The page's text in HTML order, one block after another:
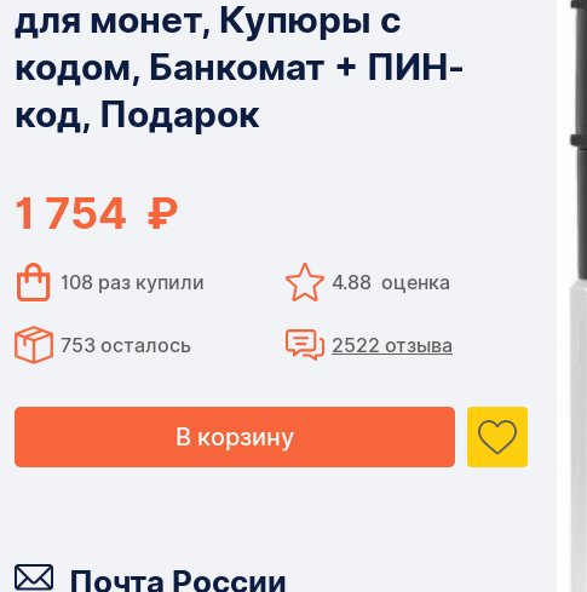
монет,
Купюры
с
Банкомат
+
ПИН-
код,
Подарок
1 754 ₽
для монет, Купюры с
кодом, Банкомат + ПИН-
код, Подарок
108 раз купили 4.88 оценка
753 осталось 2522 отзыва
В корзину
Почта России